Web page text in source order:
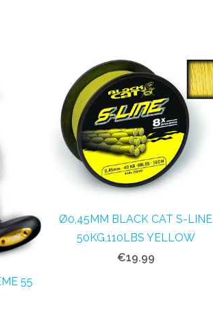
55
Ø0,45MM BLACK CAT S-LINE
50KG,110LBS YELLOW
€19.99